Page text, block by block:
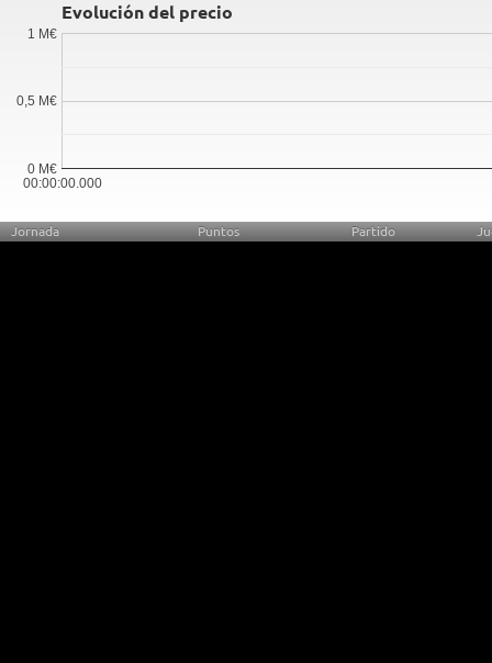
Evolución del precio
00:00:00.000
0 M€
0,5 M€
1 M€
Jornada Puntos Partido